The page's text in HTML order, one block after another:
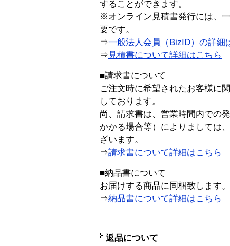
することができます。
※オンライン見積書発行には、
要です。
⇒一般法人会員（BizID）の詳細
⇒ 見積書について詳細はこちら
■請求書について
ご注文時に希望されたお客様に
しております。
尚、請求書は、営業時間内での
かかる場合等）によりましては
ざいます。
⇒請求書について詳細はこちら
■納品書について
お届けする商品に同梱致します。
⇒納品書について詳細はこちら
返品について